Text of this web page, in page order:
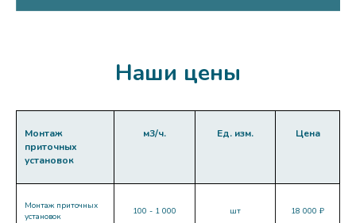
Наши цены
Монтаж
приточных
установок
м3/ч. Ед. изм. Цена
Монтаж приточных
установок
100 - 1 000 шт 18 000 ₽